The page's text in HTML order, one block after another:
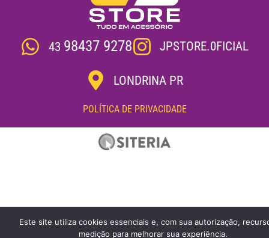
43 98437 9278 JPSTORE.0FICIAL
LONDRINA PR
POLÍTICA DE PRIVACIDADE
Este site utiliza cookies essenciais e, com sua autorização,
medição para melhorar sua experiência.